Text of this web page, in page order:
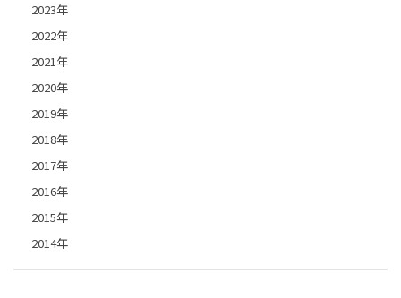
2023年
2022年
2021年
2020年
2019年
2018年
2017年
2016年
2015年
2014年